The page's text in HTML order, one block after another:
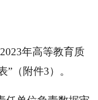
年高等教育质
（附件3）。